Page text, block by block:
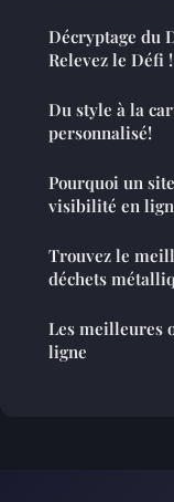
Décryptage du
Relevez le Défi !
Du style à la
personnalisé!
Pourquoi un
visibilité en
Trouvez le
déchets
Les meilleures
ligne